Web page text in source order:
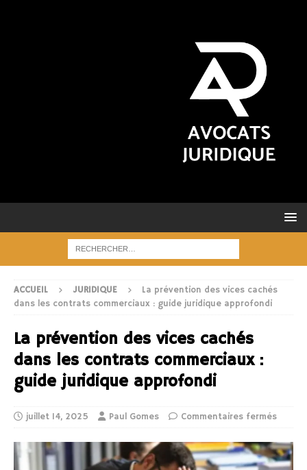
ACCUEIL JURIDIQUE
La prévention des vices cachés
dans les contrats commerciaux : guide juridique approfondi
La prévention des vices cachés
dans les contrats commerciaux :
guide juridique approfondi
juillet 14, 2025 Paul Gomes Commentaires fermés